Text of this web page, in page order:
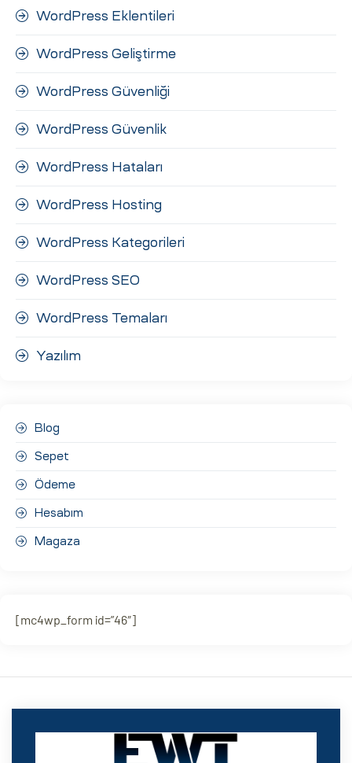
WordPress Eklentileri
WordPress Geliştirme
WordPress Güvenliği
WordPress Güvenlik
WordPress Hataları
WordPress Hosting
WordPress Kategorileri
WordPress SEO
WordPress Temaları
Yazılım
Blog
Sepet
Ödeme
Hesabım
Magaza
[mc4wp_form id=”46″]